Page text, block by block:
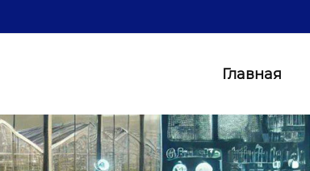
Главная